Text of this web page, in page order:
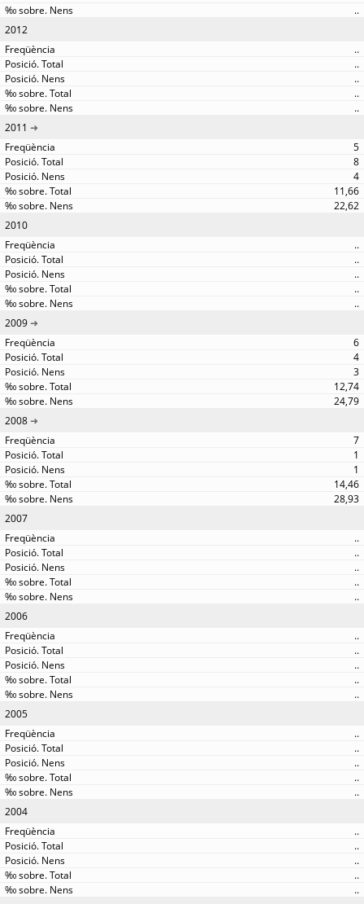
..
2012
..
..
..
..
..
2011
5
8
4
11,66
22,62
2010
..
..
..
..
..
2009
6
4
3
12,74
24,79
2008
7
1
1
14,46
28,93
2007
..
..
..
..
..
2006
..
..
..
..
..
2005
..
..
..
..
..
2004
..
..
..
..
..